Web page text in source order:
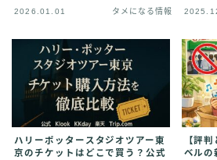
2026.01.01 タメになる情報
ハリーポッタースタジオツアー東
京のチケットはどこで買う？公式
【評
ベルの